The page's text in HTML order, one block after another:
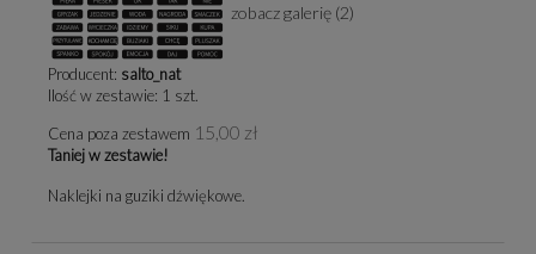
zobacz galerię (2)
Producent: salto_nat
Ilość w zestawie: 1 szt.
Cena poza zestawem 15,00 zł
Taniej w zestawie!
Naklejki na guziki dźwiękowe.